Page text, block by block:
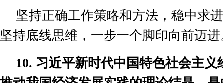
坚持正确工作策略和方法，稳中求
坚持底线思维，一步一个脚印向前迈进
10. 习近平新时代中国特色社会主义